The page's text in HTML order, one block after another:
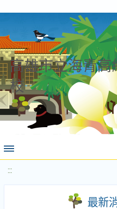
高雄市立海青高
校
:::
最新